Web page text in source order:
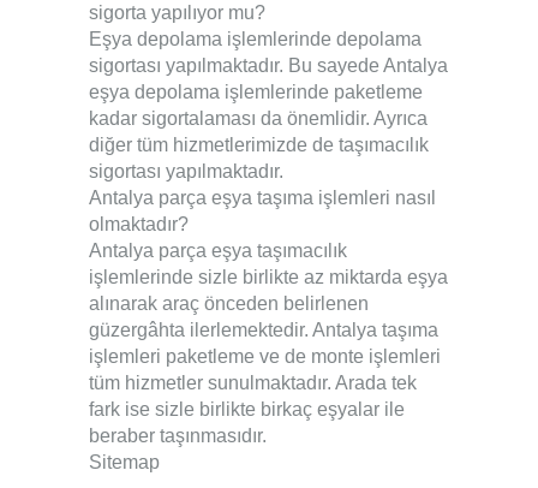
sigorta yapılıyor mu?
Eşya depolama işlemlerinde depolama
sigortası yapılmaktadır. Bu sayede Antalya
eşya depolama işlemlerinde paketleme
kadar sigortalaması da önemlidir. Ayrıca
diğer tüm hizmetlerimizde de taşımacılık
sigortası yapılmaktadır.
Antalya parça eşya taşıma işlemleri nasıl
olmaktadır?
Antalya parça eşya taşımacılık
işlemlerinde sizle birlikte az miktarda eşya
alınarak araç önceden belirlenen
güzergâhta ilerlemektedir. Antalya taşıma
işlemleri paketleme ve de monte işlemleri
tüm hizmetler sunulmaktadır. Arada tek
fark ise sizle birlikte birkaç eşyalar ile
beraber taşınmasıdır.
Sitemap